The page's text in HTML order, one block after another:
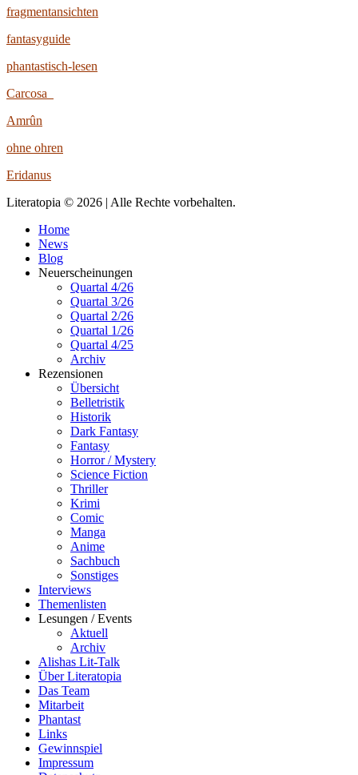
fragmentansichten
fantasyguide
phantastisch-lesen
Carcosa
Amrûn
ohne ohren
Eridanus
Literatopia © 2026 | Alle Rechte vorbehalten.
Home
News
Blog
Neuerscheinungen
Quartal 4/26
Quartal 3/26
Quartal 2/26
Quartal 1/26
Quartal 4/25
Archiv
Rezensionen
Übersicht
Belletristik
Historik
Dark Fantasy
Fantasy
Horror / Mystery
Science Fiction
Thriller
Krimi
Comic
Manga
Anime
Sachbuch
Sonstiges
Interviews
Themenlisten
Lesungen / Events
Aktuell
Archiv
Alishas Lit-Talk
Über Literatopia
Das Team
Mitarbeit
Phantast
Links
Gewinnspiel
Impressum